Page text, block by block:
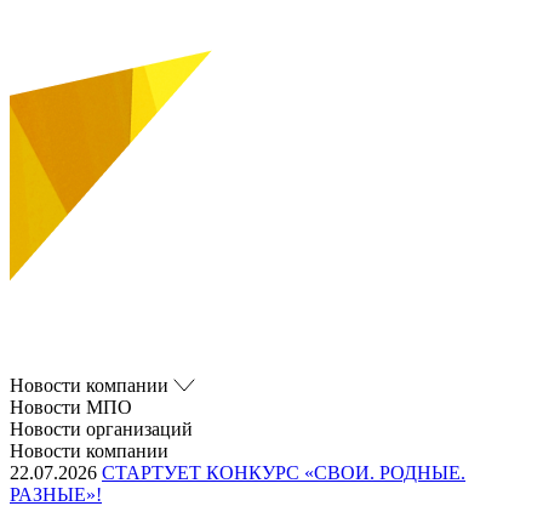
Новости компании
Новости МПО
Новости организаций
Новости компании
22.07.2026 СТАРТУЕТ КОНКУРС «СВОИ. РОДНЫЕ.
РАЗНЫЕ»!